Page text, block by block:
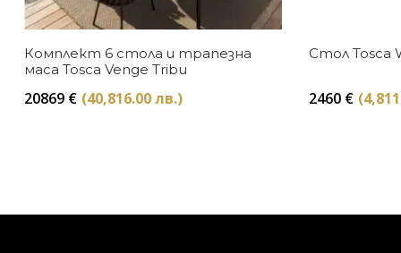
Комплект 6 стола и трапезна
маса Tosca Venge Tribu
20869 € (40,816.00 лв.)
Стол Tosca
2460 €